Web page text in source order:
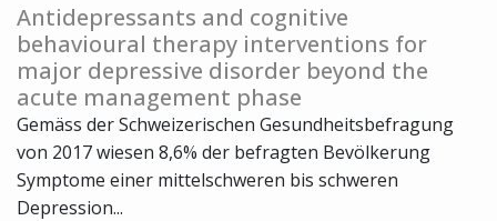
Antidepressants and cognitive
behavioural therapy interventions for
major depressive disorder beyond the
acute management phase
Gemäss der Schweizerischen Gesundheitsbefragung
von 2017 wiesen 8,6% der befragten Bevölkerung
Symptome einer mittelschweren bis schweren
Depression...